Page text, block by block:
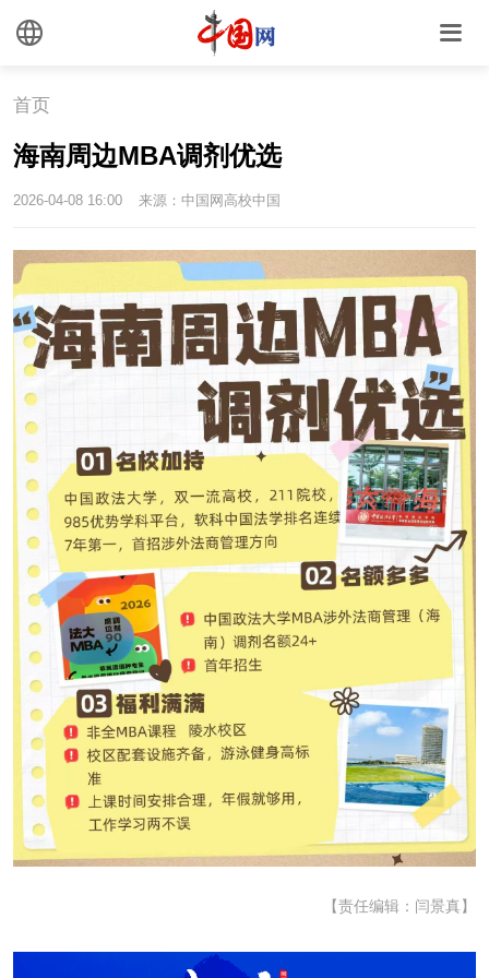
国情 助残
海洋 草原
运河 湾区
心理 老年
首页
海南周边MBA调剂优选
2026-04-08 16:00 来源：中国网高校中国
【责任编辑：闫景真】